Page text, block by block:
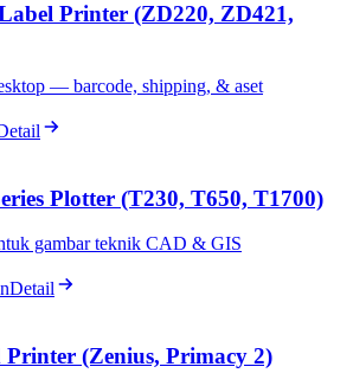
Printer (ZD220, ZD421,
— barcode, shipping, & aset
Plotter (T230, T650, T1700)
gambar teknik CAD & GIS
Detail
(Zenius, Primacy 2)